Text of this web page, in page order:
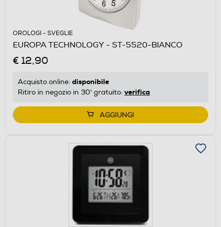
OROLOGI - SVEGLIE
EUROPA TECHNOLOGY - ST-5520-BIANCO
€ 12,90
Acquisto online: disponibile
Ritiro in negozio in 30' gratuito: verifica
AGGIUNGI